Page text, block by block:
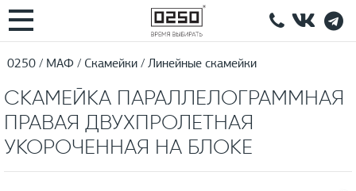
0250 МАФ Скамейки Линейные скамейки
СКАМЕЙКА ПАРАЛЛЕЛОГРАММНАЯ
ПРАВАЯ ДВУХПРОЛЕТНАЯ
УКОРОЧЕННАЯ НА БЛОКЕ